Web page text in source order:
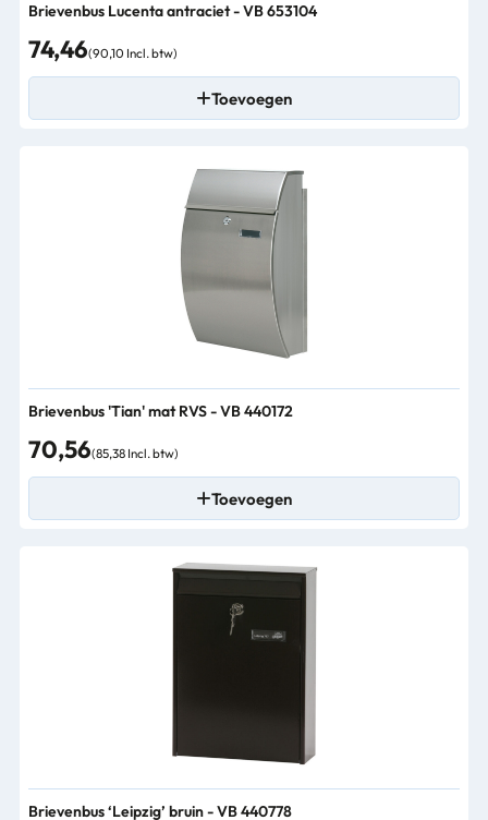
Brievenbus Lucenta antraciet - VB 653104
74,46(90,10 Incl. btw)
Toevoegen
Brievenbus 'Tian' mat RVS - VB 440172
70,56(85,38 Incl. btw)
Toevoegen
Brievenbus ‘Leipzig’ bruin - VB 440778